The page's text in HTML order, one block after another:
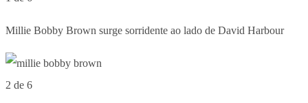
Millie Bobby Brown surge sorridente ao lado de David Harbour
2 de 6